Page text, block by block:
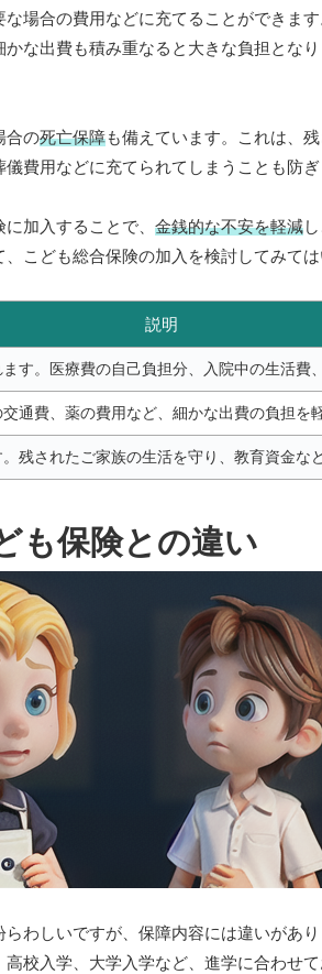
場合の費用などに充てることができます
かな出費も積み重なると大きな負担とな
合の死亡保障も備えています。これは、
費用などに充てられてしまうことも防ぎ
加入することで、 金銭的な不安を軽減
こども総合保険の加入を検討してみては
説明
す。医療費の自己負担分、入院中の生活費
通費、薬の費用など、細かな出費の負担を
残されたご家族の生活を守り、教育資金な
も保険との違い
わしいですが、保障内容には違いがあり
校入学、大学入学など、進学に合わせ